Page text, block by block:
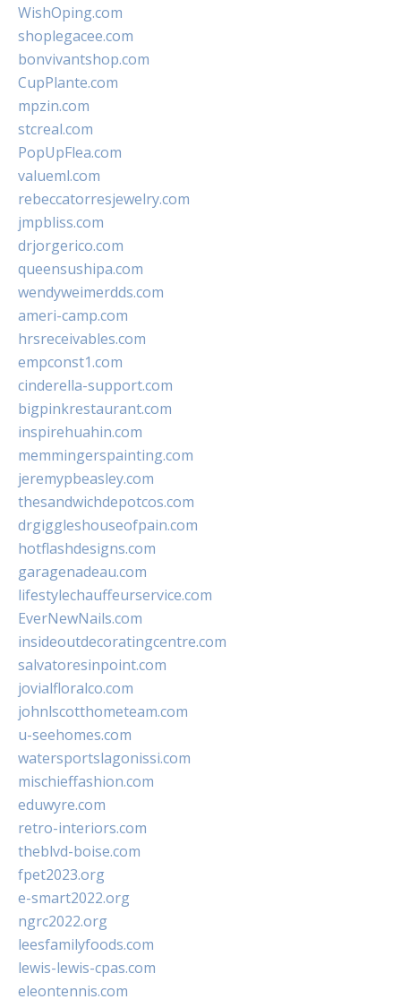
WishOping.com
shoplegacee.com
bonvivantshop.com
CupPlante.com
mpzin.com
stcreal.com
PopUpFlea.com
valueml.com
rebeccatorresjewelry.com
jmpbliss.com
drjorgerico.com
queensushipa.com
wendyweimerdds.com
ameri-camp.com
hrsreceivables.com
empconst1.com
cinderella-support.com
bigpinkrestaurant.com
inspirehuahin.com
memmingerspainting.com
jeremypbeasley.com
thesandwichdepotcos.com
drgiggleshouseofpain.com
hotflashdesigns.com
garagenadeau.com
lifestylechauffeurservice.com
EverNewNails.com
insideoutdecoratingcentre.com
salvatoresinpoint.com
jovialfloralco.com
johnlscotthometeam.com
u-seehomes.com
watersportslagonissi.com
mischieffashion.com
eduwyre.com
retro-interiors.com
theblvd-boise.com
fpet2023.org
e-smart2022.org
ngrc2022.org
leesfamilyfoods.com
lewis-lewis-cpas.com
eleontennis.com